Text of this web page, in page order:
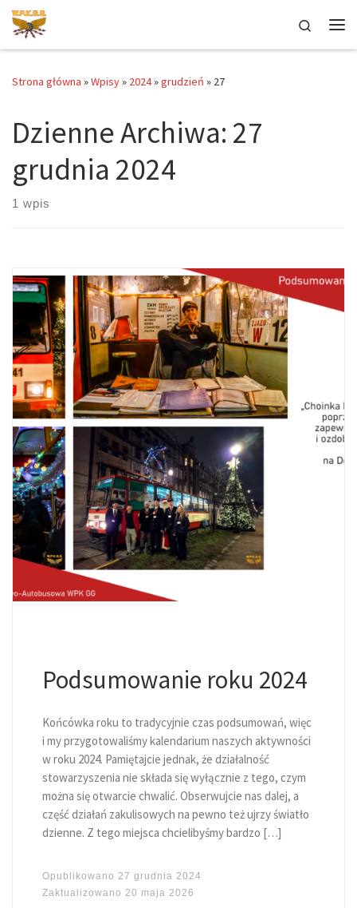
Przejdź do treści
Search
Strona główna »Wpisy» 2024»grudzień » 27
Dzienne Archiwa: 27
grudnia 2024
1 wpis
Podsumowanie roku 2024
Końcówka roku to tradycyjnie czas podsumowań, więc
i my przygotowaliśmy kalendarium naszych aktywności
w roku 2024. Pamiętajcie jednak, że działalność
stowarzyszenia nie składa się wyłącznie z tego, czym
można się otwarcie chwalić. Obserwujcie nas dalej, a
część działań zakulisowych na pewno też ujrzy światło
dzienne. Z tego miejsca chcielibyśmy bardzo […]
Opublikowano 27 grudnia 2024
Zaktualizowano 20 maja 2026